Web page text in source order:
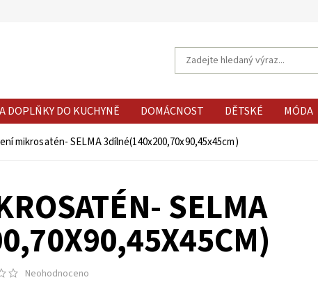
DOPLŇKY DO KUCHYNĚ DOMÁCNOST DĚTSKÉ
MÓDA
mikrosatén- SELMA 3dílné(140x200,70x90,45x45cm)
SELMA
Neohodnoceno